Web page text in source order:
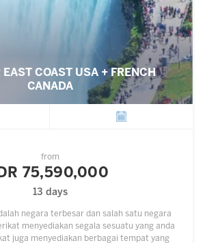
EAST COAST USA + FRENCH
CANADA
from
75,590,000
13 days
negara terbesar dan salah satu negara
menyediakan segala sesuatu yang anda
juga menyediakan berbagai tempat yang